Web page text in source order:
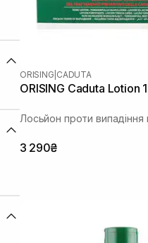
ORISING CADUTA
ORISING Caduta Lotion
Лосьйон проти випадіння
3 290₴